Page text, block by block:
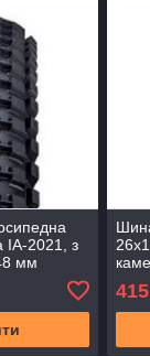
IA-2021, з
мм
415